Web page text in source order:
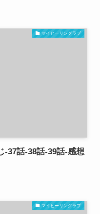
マイヒーリングラブ
-37話-38話-39話-感想
マイヒーリングラブ